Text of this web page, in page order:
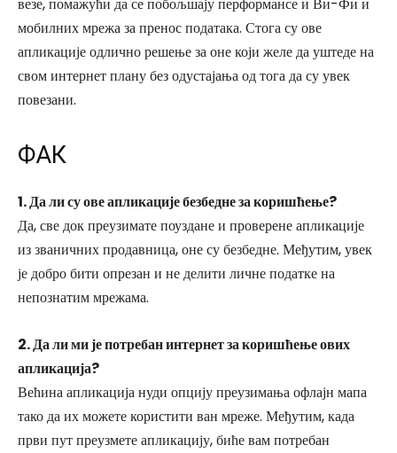
мобилних мрежа за пренос података. Стога су ове
апликације одлично решење за оне који желе да уштеде на
свом интернет плану без одустајања од тога да су увек
повезани.
ФАК
1. Да ли су ове апликације безбедне за коришћење?
Да, све док преузимате поуздане и проверене апликације
из званичних продавница, оне су безбедне. Међутим, увек
је добро бити опрезан и не делити личне податке на
непознатим мрежама.
2. Да ли ми је потребан интернет за коришћење ових
апликација?
Већина апликација нуди опцију преузимања офлајн мапа
тако да их можете користити ван мреже. Међутим, када
први пут преузмете апликацију, биће вам потребан